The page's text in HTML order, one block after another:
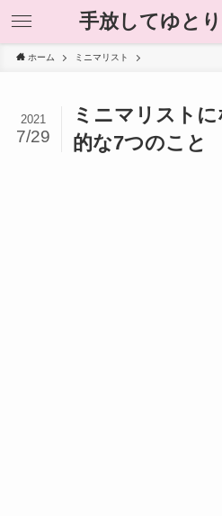
手放してゆと
ホーム ミニマリスト
ミニマリスト
的な7つのこと
2021
7/29